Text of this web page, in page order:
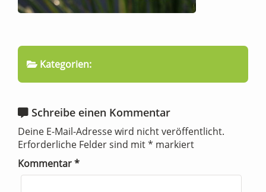
Kategorien:
Schreibe einen Kommentar
Deine E-Mail-Adresse wird nicht veröffentlicht.
Erforderliche Felder sind mit* markiert
Kommentar*